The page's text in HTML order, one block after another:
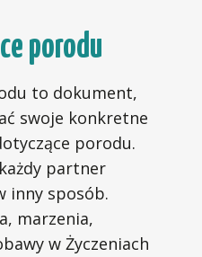
porodu
to dokument,
swoje konkretne
porodu.
partner
inny sposób.
marzenia,
w Życzeniach